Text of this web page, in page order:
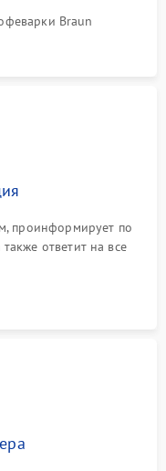
Braun
проинформирует по
ответит на все